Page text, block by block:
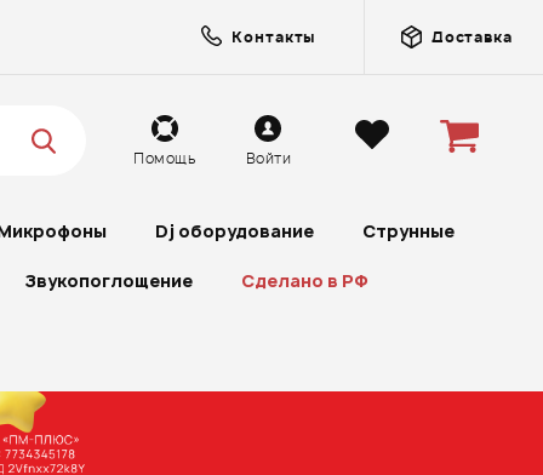
Контакты Доставка
Помощь Войти
Dj оборудование Струнные
Звукопоглощение Сделано в РФ